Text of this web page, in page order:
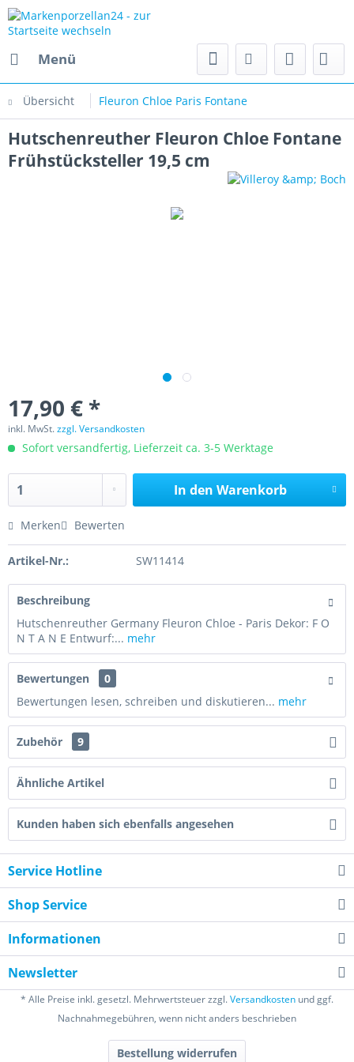
Menü
Übersicht Fleuron Chloe Paris Fontane
Hutschenreuther Fleuron Chloe Fontane
Frühstücksteller 19,5 cm
17,90 € *
inkl. MwSt.zzgl. Versandkosten
Sofort versandfertig, Lieferzeit ca. 3-5 Werktage
In den Warenkorb
Merken Bewerten
Artikel-Nr.: SW11414
Beschreibung
Hutschenreuther Germany Fleuron Chloe - Paris Dekor: F O
N T A N E Entwurf:... mehr
Bewertungen
0
Bewertungen lesen, schreiben und diskutieren... mehr
Zubehör 9
Ähnliche Artikel
Kunden haben sich ebenfalls angesehen
Service Hotline
Shop Service
Informationen
Newsletter
* Alle Preise inkl. gesetzl. Mehrwertsteuer zzgl.Versandkosten und ggf.
Nachnahmegebühren, wenn nicht anders beschrieben
Bestellung widerrufen